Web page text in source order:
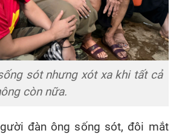
sót nhưng xót xa khi tất cả
còn nữa.
đàn ông sống sót, đôi mắt